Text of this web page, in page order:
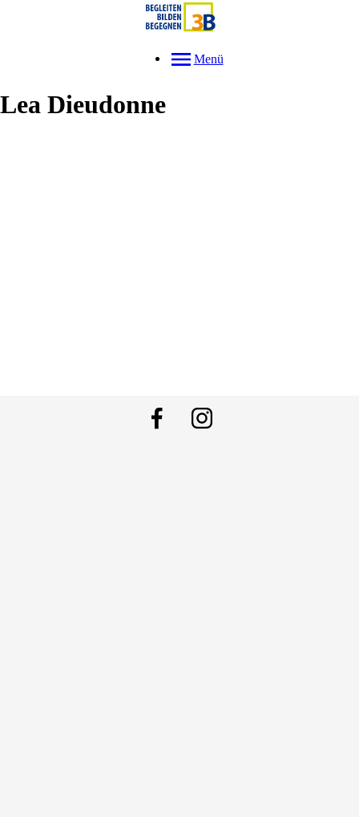
Menü
Lea Dieudonne